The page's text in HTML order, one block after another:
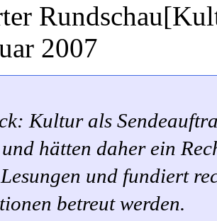
Rundschau[
2007
Kultur als
hätten daher ein
und fundiert
betreut werden.